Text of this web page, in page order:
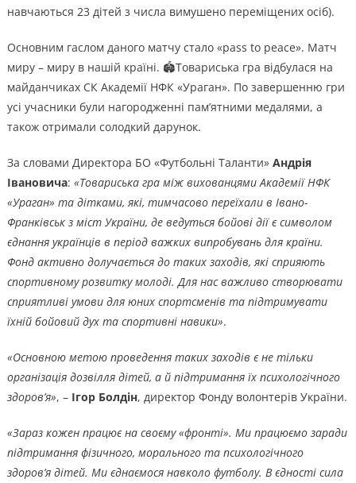
навчаються 23 дітей з числа вимушено переміщених осіб).
Основним гаслом даного матчу стало «pass to peace». Матч
миру – миру в нашій країні. 🏟Товариська гра відбулася на
майданчиках СК Академії НФК «Ураган». По завершенню гри
усі учасники були нагородженні пам’ятними медалями, а
також отримали солодкий дарунок.
За словами Директора БО «Футбольні Таланти» Андрія
Івановича: «Товариська гра між вихованцями Академії НФК
«Ураган» та дітками, які, тимчасово переїхали в Івано-
Франківськ з міст України, де ведуться бойові дії є символом
єднання українців в період важких випробувань для країни.
Фонд активно долучається до таких заходів, які сприяють
спортивному розвитку молоді. Для нас важливо створювати
сприятливі умови для юних спортсменів та підтримувати
їхній бойовий дух та спортивні навики».
«Основною метою проведення таких заходів є не тільки
організація дозвілля дітей, а й підтримання їх психологічного
здоров’я», – Ігор Болдін, директор Фонду волонтерів України.
«Зараз кожен працює на своєму «фронті». Ми працюємо заради
підтримання фізичного, морального та психологічного
здоров’я дітей. Ми єднаємося навколо футболу. В єдності сила